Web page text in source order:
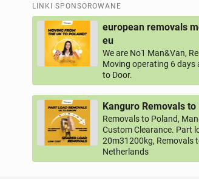
LINKI SPONSOROWANE
european removals
eu
We are No1 Man&Van,
Moving operating 6 days
to Door.
Kanguro Removals to
Removals to Poland,
Custom Clearance. Part
20m31200kg, Removals
Netherlands